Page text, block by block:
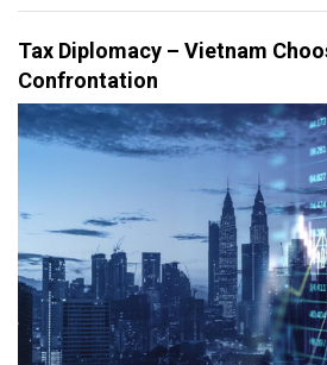
Tax Diplomacy – Vietnam
Confrontation